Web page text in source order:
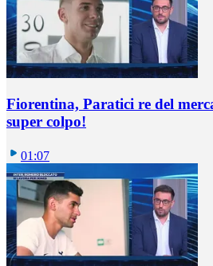
Fiorentina, Paratici re del
super colpo!
01:07